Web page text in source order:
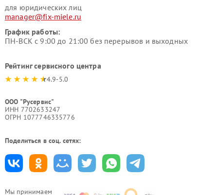
Мы принимаем
для юридических лиц
manager@fix-miele.ru
График работы:
ПН-ВСК с 9:00 до 21:00 без перерывов и выходных
Рейтинг сервисного центра
4.9-5.0
ООО "Русервис"
ИНН 7702633247
ОГРН 1077746335776
Поделиться в соц. сетях: